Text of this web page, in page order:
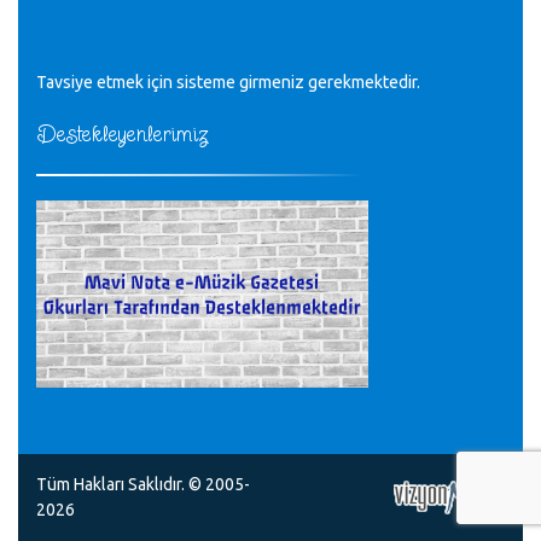
Tavsiye etmek için sisteme girmeniz gerekmektedir.
Destekleyenlerimiz
Tüm Hakları Saklıdır. © 2005-
2026